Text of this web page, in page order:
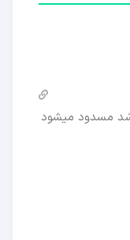
مسدود میشود